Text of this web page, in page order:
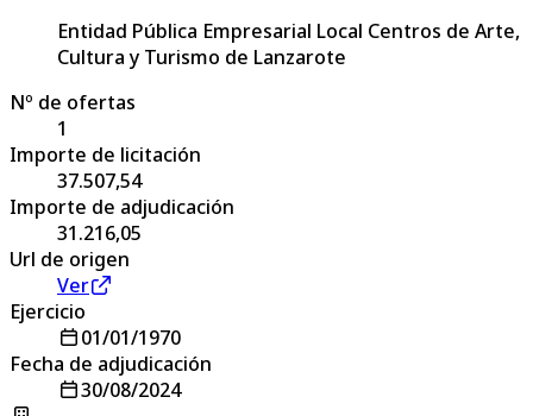
Entidad Pública Empresarial Local Centros de Arte,
Cultura y Turismo de Lanzarote
Nº de ofertas
1
Importe de licitación
37.507,54
Importe de adjudicación
31.216,05
Url de origen
Ver
Ejercicio
01/01/1970
Fecha de adjudicación
30/08/2024